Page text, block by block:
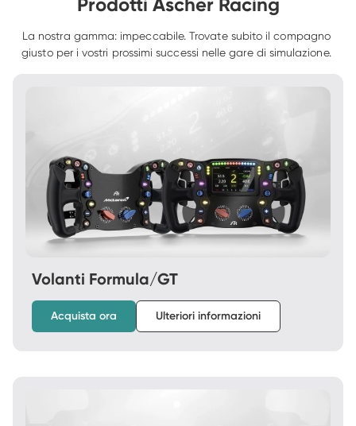
La nostra gamma: impeccabile. Trovate subito il compagno
giusto per i vostri prossimi successi nelle gare di simulazione.
Volanti Formula/GT
Acquista ora Ulteriori informazioni